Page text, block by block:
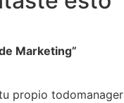
Marketing”
propio todomanager